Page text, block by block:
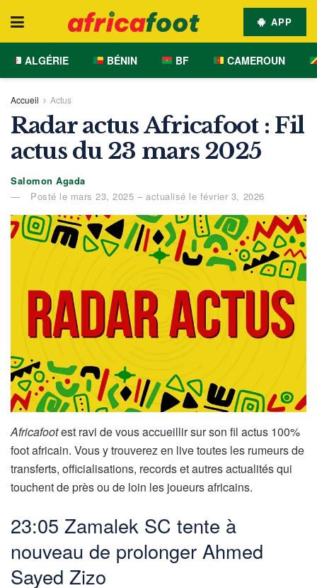
APP
ALGÉRIE BÉNIN BF CAMEROUN
Accueil Actus
Radar actus Africafoot : Fil
actus du 23 mars 2025
Salomon Agada
Posté le mars 23, 2025 – actualisé le février 3, 2026
Africafootest ravi de vous accueillir sur son fil actus 100%
foot africain. Vous y trouverez en live toutes les rumeurs de
transferts, officialisations, records et autres actualités qui
touchent de près ou de loin les joueurs africains.
23:05 Zamalek SC tente à
nouveau de prolonger Ahmed
Sayed Zizo